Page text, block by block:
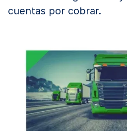
cuentas por cobrar.